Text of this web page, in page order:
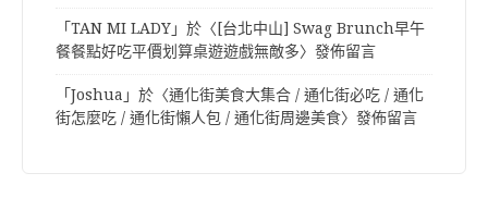
「TAN MI LADY」於〈 [台北中山] Swag Brunch早午
餐餐點好吃平價划算桌遊遊戲無敵多〉發佈留言
「Joshua 」於〈通化街美食大集合 / 通化街必吃 / 通化
街怎麼吃 / 通化街懶人包 / 通化街周邊美食〉發佈留言